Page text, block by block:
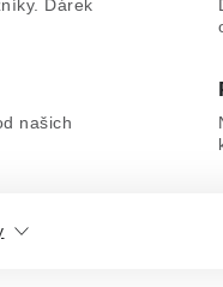
Dárek
našich